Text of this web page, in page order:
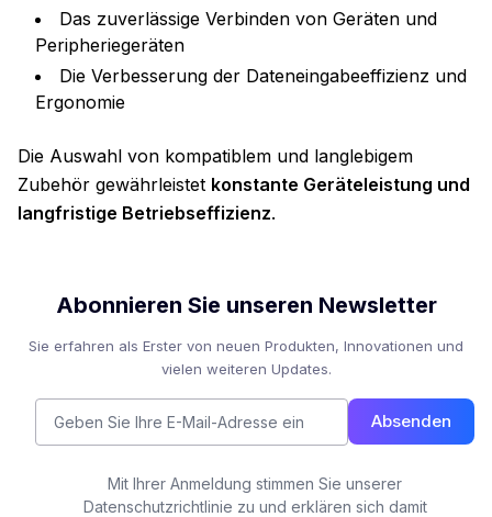
Das zuverlässige Verbinden von Geräten und
Peripheriegeräten
Die Verbesserung der Dateneingabeeffizienz und
Ergonomie
Die Auswahl von kompatiblem und langlebigem
Zubehör gewährleistet konstante Geräteleistung und
langfristige Betriebseffizienz.
Abonnieren Sie unseren Newsletter
Sie erfahren als Erster von neuen Produkten, Innovationen und
vielen weiteren Updates.
Absenden
Mit Ihrer Anmeldung stimmen Sie unserer
Datenschutzrichtlinie zu und erklären sich damit